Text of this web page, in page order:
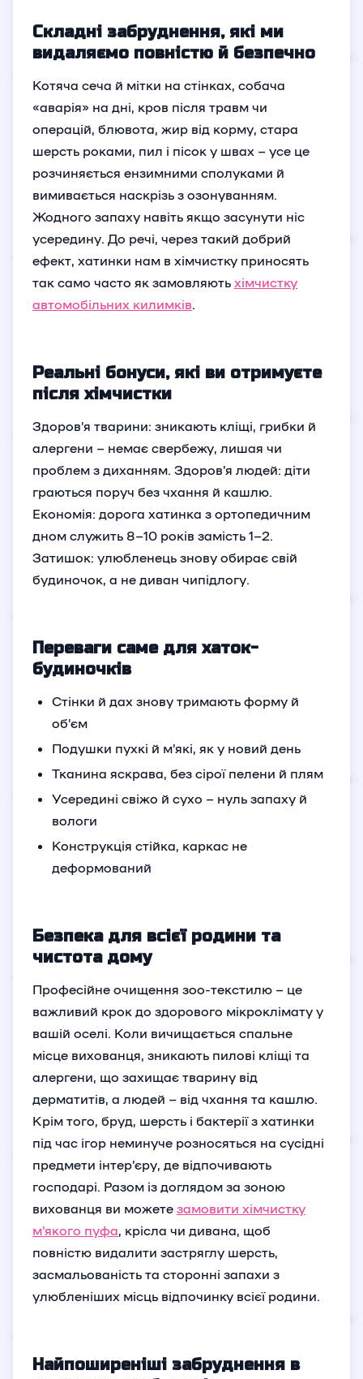
Складні забруднення, які ми
видаляємо повністю й безпечно
Котяча сеча й мітки на стінках, собача
«аварія» на дні, кров після травм чи
операцій, блювота, жир від корму, стара
шерсть роками, пил і пісок у швах – усе це
розчиняється ензимними сполуками й
вимивається наскрізь з озонуванням.
Жодного запаху навіть якщо засунути ніс
усередину. До речі, через такий добрий
ефект, хатинки нам в хімчистку приносять
так само часто як замовляють хімчистку
автомобільних килимків.
Реальні бонуси, які ви отримуєте
після хімчистки
Здоров’я тварини: зникають кліщі, грибки й
алергени – немає свербежу, лишая чи
проблем з диханням. Здоров’я людей: діти
граються поруч без чхання й кашлю.
Економія: дорога хатинка з ортопедичним
дном служить 8–10 років замість 1–2.
Затишок: улюбленець знову обирає свій
будиночок, а не диван чипідлогу.
Переваги саме для хаток-
будиночків
Стінки й дах знову тримають форму й
об’єм
Подушки пухкі й м’які, як у новий день
Тканина яскрава, без сірої пелени й плям
Усередині свіжо й сухо – нуль запаху й
вологи
Конструкція стійка, каркас не
деформований
Безпека для всієї родини та
чистота дому
Професійне очищення зоо-текстилю – це
важливий крок до здорового мікроклімату у
вашій оселі. Коли вичищається спальне
місце вихованця, зникають пилові кліщі та
алергени, що захищає тварину від
дерматитів, а людей – від чхання та кашлю.
Крім того, бруд, шерсть і бактерії з хатинки
під час ігор неминуче розносяться на сусідні
предмети інтер'єру, де відпочивають
господарі. Разом із доглядом за зоною
вихованця ви можете замовити хімчистку
м'якого пуфа, крісла чи дивана, щоб
повністю видалити застряглу шерсть,
засмальованість та сторонні запахи з
улюбленіших місць відпочинку всієї родини.
Найпоширеніші забруднення в